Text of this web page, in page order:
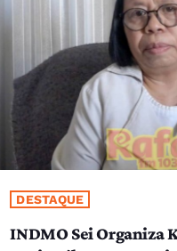
DESTAQUE
INDMO Sei Organiza